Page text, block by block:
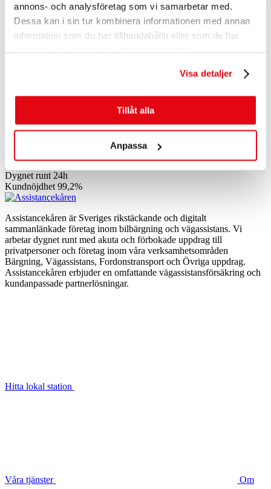
annons- och analysföretag som vi samarbetar med.
Dessa kan i sin tur kombinera informationen med annan
information som du har tillhandahållit eller som de har
Visa detaljer
Tillåt alla
Anpassa
Assistancekåren unika.
– Våra bärgningsstationer ägs och drivs av engagerade lokala
problemlösare. De vet att det inte bara handlar om bilar, utan om
Datum:januari 16, 2026
Bärgning från kommuner290/290
Dygnet runt24h
Kundnöjdhet99,2%
Assistancekåren är Sveriges rikstäckande och digitalt
sammanlänkade företag inom bilbärgning och vägassistans. Vi
arbetar dygnet runt med akuta och förbokade uppdrag till
privatpersoner och företag inom våra verksamhetsområden
Bärgning, Vägassistans, Fordonstransport och Övriga uppdrag.
Assistancekåren erbjuder en omfattande vägassistansförsäkring och
kundanpassade partnerlösningar.
Hitta lokal station
Våra tjänster Om